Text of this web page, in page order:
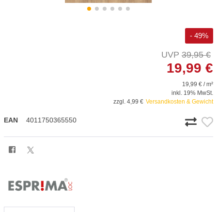
- 49%
39,95 €
19,99 €
19,99 € / m²
inkl. 19% MwSt.
zzgl. 4,99 € Versandkosten & Gewicht
EAN 4011750365550